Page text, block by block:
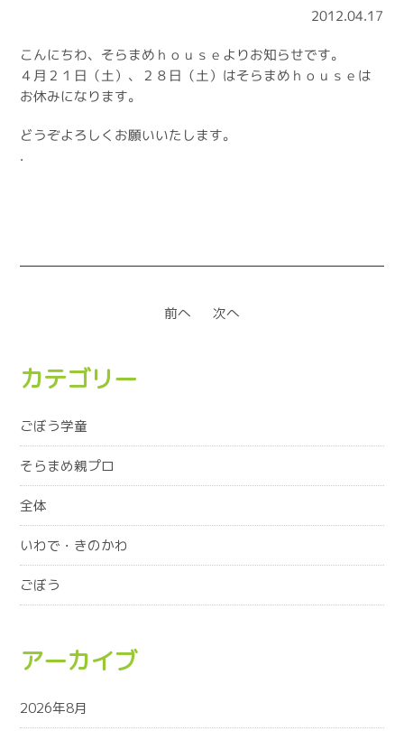
2012.04.17
こんにちわ、そらまめｈｏｕｓｅよりお知らせです。
４月２１日（土）、２８日（土）はそらまめｈｏｕｓｅは
お休みになります。
どうぞよろしくお願いいたします。
.
前へ 次へ
カテゴリー
ごぼう学童
そらまめ親プロ
全体
いわで・きのかわ
ごぼう
アーカイブ
2026年8月